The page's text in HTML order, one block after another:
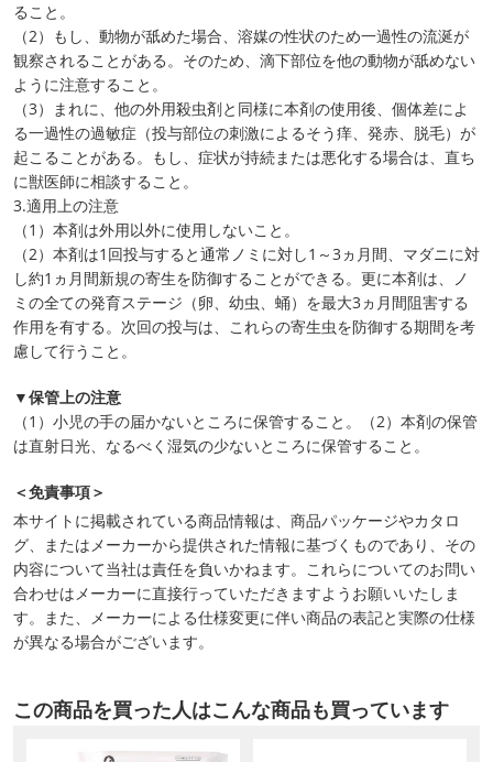
ること。
（2）もし、動物が舐めた場合、溶媒の性状のため一過性の流涎が
観察されることがある。そのため、滴下部位を他の動物が舐めない
ように注意すること。
（3）まれに、他の外用殺虫剤と同様に本剤の使用後、個体差によ
る一過性の過敏症（投与部位の刺激によるそう痒、発赤、脱毛）が
起こることがある。もし、症状が持続または悪化する場合は、直ち
に獣医師に相談すること。
3.適用上の注意
（1）本剤は外用以外に使用しないこと。
（2）本剤は1回投与すると通常ノミに対し1～3ヵ月間、マダニに対
し約1ヵ月間新規の寄生を防御することができる。更に本剤は、ノ
ミの全ての発育ステージ（卵、幼虫、蛹）を最大3ヵ月間阻害する
作用を有する。次回の投与は、これらの寄生虫を防御する期間を考
慮して行うこと。
▼保管上の注意
（1）小児の手の届かないところに保管すること。（2）本剤の保管
は直射日光、なるべく湿気の少ないところに保管すること。
＜免責事項＞
本サイトに掲載されている商品情報は、商品パッケージやカタロ
グ、またはメーカーから提供された情報に基づくものであり、その
内容について当社は責任を負いかねます。これらについてのお問い
合わせはメーカーに直接行っていただきますようお願いいたしま
す。また、メーカーによる仕様変更に伴い商品の表記と実際の仕様
が異なる場合がございます。
この商品を買った人はこんな商品も買っています